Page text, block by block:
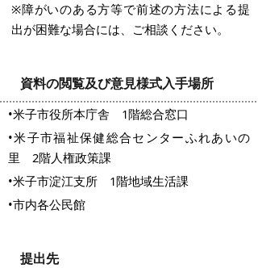
※障がいのある方等で前述の方法による提
出が困難な場合には、ご相談ください。
資料の閲覧及び意見様式入手場所
•米子市役所本庁舎 1階総合窓口
•米子市福祉保健総合センターふれあいの
里 2階人権政策課
•米子市淀江支所 1階地域生活課
•市内各公民館
提出先